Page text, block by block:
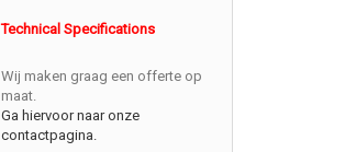
Technical Specifications
Wij maken graag een offerte op
maat.
Ga hiervoor naar onze
contactpagina.